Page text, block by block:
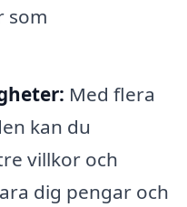
som
Med flera
kan du
villkor och
dig pengar och